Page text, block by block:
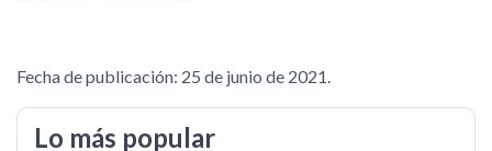
Fecha de publicación: 25 de junio de 2021.
Lo más popular